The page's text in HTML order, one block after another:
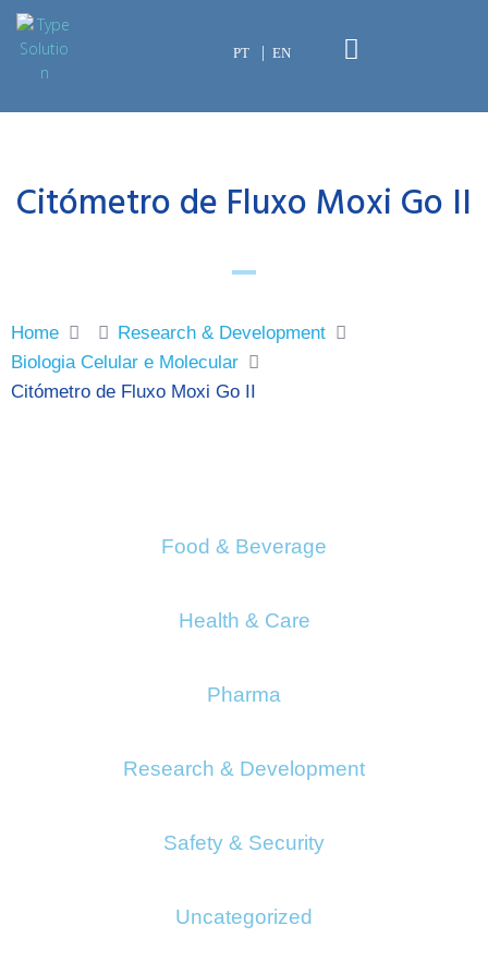
PT EN
Citómetro de Fluxo Moxi Go II
Home
Research & Development
Biologia Celular e Molecular
Citómetro de Fluxo Moxi Go II
Food & Beverage
Health & Care
Pharma
Research & Development
Safety & Security
Uncategorized